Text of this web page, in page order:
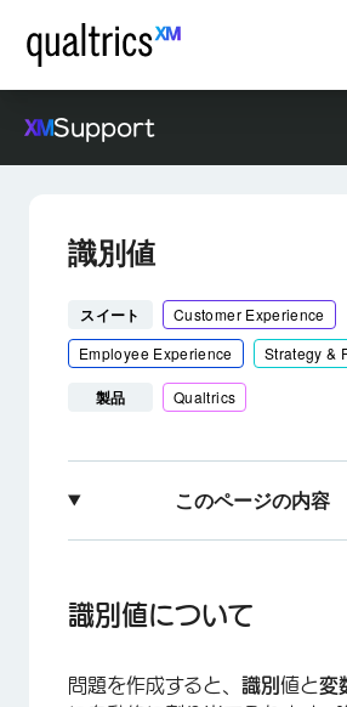
Support
識別値
スイート
Customer Experience
Employee Experience
Strategy &
製品 Qualtrics
このページの内容
識別値の割り当て順序
識別値の割り当てと変数名の変更
識別値について
問題を作成すると、 識別 値と変